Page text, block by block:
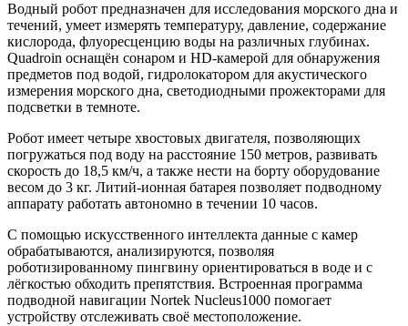
Водный робот предназначен для исследования морского дна и
течений, умеет измерять температуру, давление, содержание
кислорода, флуоресценцию воды на различных глубинах.
Quadroin оснащён сонаром и HD-камерой для обнаружения
предметов под водой, гидролокатором для акустического
измерения морского дна, светодиодными прожекторами для
подсветки в темноте.
Робот имеет четыре хвостовых двигателя, позволяющих
погружаться под воду на расстояние 150 метров, развивать
скорость до 18,5 км/ч, а также нести на борту оборудование
весом до 3 кг. Литий-ионная батарея позволяет подводному
аппарату работать автономно в течении 10 часов.
С помощью искусственного интеллекта данные с камер
обрабатываются, анализируются, позволяя
роботизированному пингвину ориентироваться в воде и с
лёгкостью обходить препятствия. Встроенная программа
подводной навигации Nortek Nucleus1000 помогает
устройству отслеживать своё местоположение.